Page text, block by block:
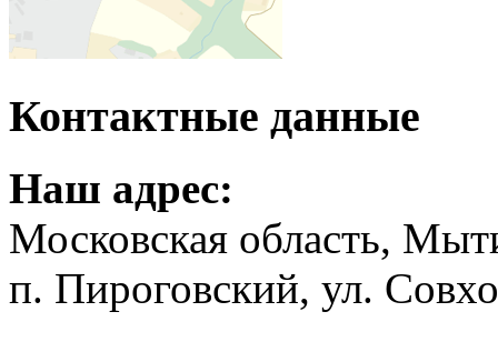
Контактные данные
Наш адрес:
Московская область,
п. Пироговский, ул.